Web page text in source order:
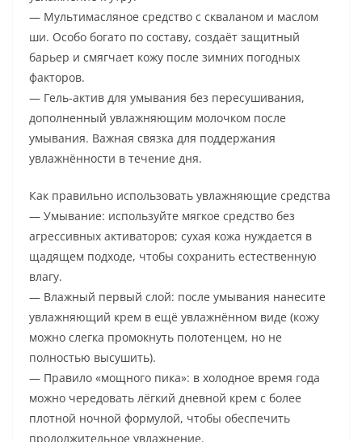
— Мультимасляное средство с скваланом и маслом
ши. Особо богато по составу, создаёт защитный
барьер и смягчает кожу после зимних погодных
факторов.
— Гель-актив для умывания без пересушивания,
дополненный увлажняющим молочком после
умывания. Важная связка для поддержания
увлажнённости в течение дня.
Как правильно использовать увлажняющие средства
— Умывание: используйте мягкое средство без
агрессивных активаторов; сухая кожа нуждается в
щадящем подходе, чтобы сохранить естественную
влагу.
— Влажный первый слой: после умывания нанесите
увлажняющий крем в ещё увлажнённом виде (кожу
можно слегка промокнуть полотенцем, но не
полностью высушить).
— Правило «мощного пика»: в холодное время года
можно чередовать лёгкий дневной крем с более
плотной ночной формулой, чтобы обеспечить
продолжительное увлажнение.